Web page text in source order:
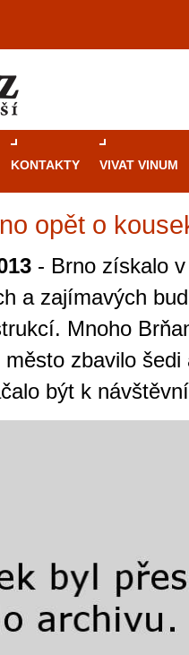
KONTAKTY VIVAT VINUM
opět o
- Brno získalo
a zajímavých
Mnoho
zbavilo
být k
Průvodce
Brně: Od
automaty
Brno je
zajímavé
restaurace,
kde si
hry. V